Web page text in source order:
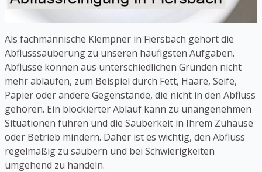
Als fachmännische Klempner in Fiersbach gehört die
Abflusssäuberung zu unseren häufigsten Aufgaben.
Abflüsse können aus unterschiedlichen Gründen nicht
mehr ablaufen, zum Beispiel durch Fett, Haare, Seife,
Papier oder andere Gegenstände, die nicht in den Abfluss
gehören. Ein blockierter Ablauf kann zu unangenehmen
Situationen führen und die Sauberkeit in Ihrem Zuhause
oder Betrieb mindern. Daher ist es wichtig, den Abfluss
regelmäßig zu säubern und bei Schwierigkeiten
umgehend zu handeln.